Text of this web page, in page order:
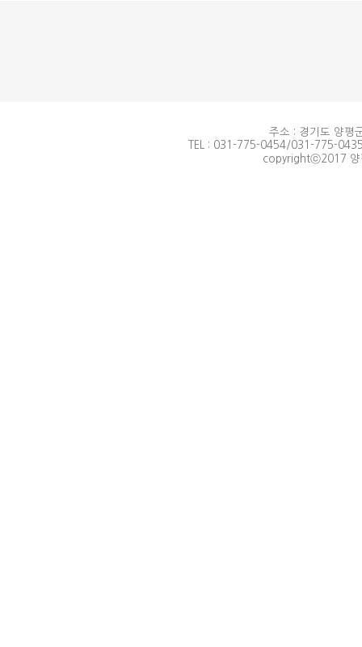
주소 : 경기도 양평
TEL : 031-775-0454/031-775-
copyrightⓒ2017 양